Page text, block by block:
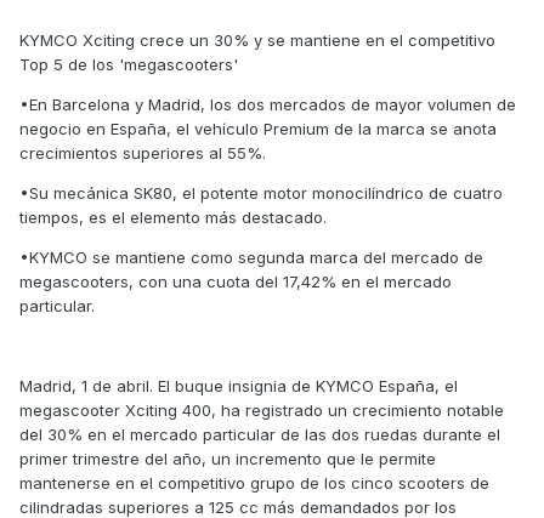
KYMCO Xciting crece un 30% y se mantiene en el competitivo
Top 5 de los 'megascooters'
•En Barcelona y Madrid, los dos mercados de mayor volumen de
negocio en España, el vehículo Premium de la marca se anota
crecimientos superiores al 55%.
•Su mecánica SK80, el potente motor monocilíndrico de cuatro
tiempos, es el elemento más destacado.
•KYMCO se mantiene como segunda marca del mercado de
megascooters, con una cuota del 17,42% en el mercado
particular.
Madrid, 1 de abril. El buque insignia de KYMCO España, el
megascooter Xciting 400, ha registrado un crecimiento notable
del 30% en el mercado particular de las dos ruedas durante el
primer trimestre del año, un incremento que le permite
mantenerse en el competitivo grupo de los cinco scooters de
cilindradas superiores a 125 cc más demandados por los